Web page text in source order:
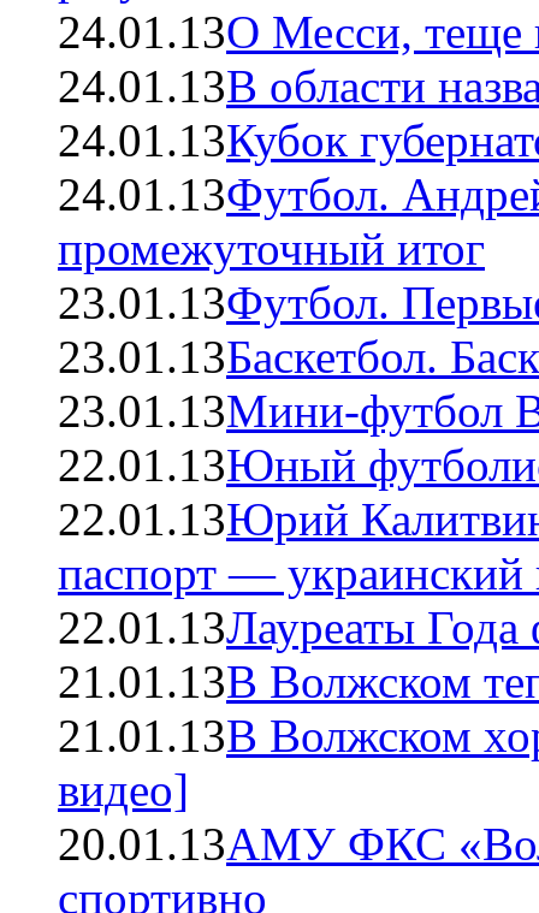
24.01.13О Месси, теще
24.01.13В области
24.01.13Кубок
24.01.13Футбол.
промежуточный итог
23.01.13Футбол.
23.01.13Баскетбол.
23.01.13Мини-футбол
22.01.13Юный
22.01.13Юрий
паспорт — украинский
22.01.13Лауреаты
21.01.13В Волжском
21.01.13В Волжском
видео]
20.01.13АМУ ФКС
спортивно